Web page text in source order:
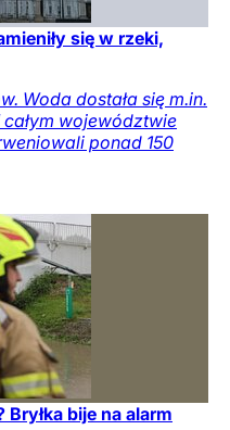
się w rzeki,
Woda dostała się m.in.
województwie
ponad 150
bije na alarm